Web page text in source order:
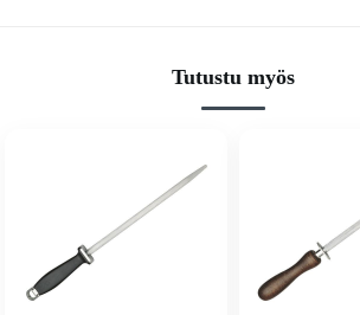
Tutustu myös